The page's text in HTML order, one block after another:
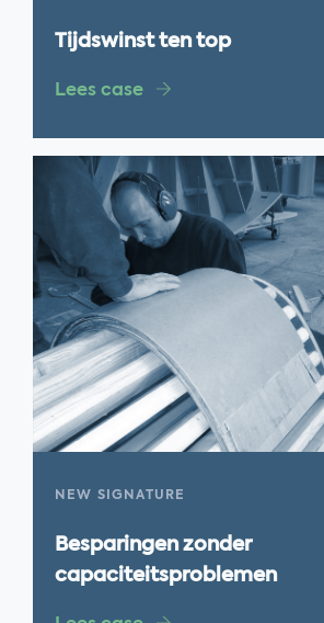
Tijdswinst ten top
Lees case
NEW SIGNATURE
Besparingen zonder
capaciteitsproblemen